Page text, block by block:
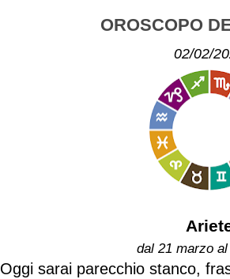
OROSCOPO
02/02/
dal 21 marzo
Oggi sarai parecchio stanco,